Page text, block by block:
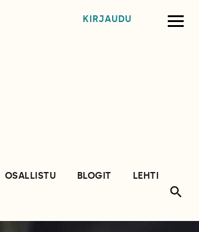
KIRJAUDU
OSALLISTU BLOGIT
LEHTI